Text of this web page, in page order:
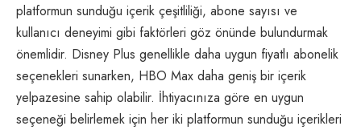
platformun sunduğu içerik çeşitliliği, abone sayısı ve
kullanıcı deneyimi gibi faktörleri göz önünde bulundurmak
önemlidir. Disney Plus genellikle daha uygun fiyatlı abonelik
seçenekleri sunarken, HBO Max daha geniş bir içerik
yelpazesine sahip olabilir. İhtiyacınıza göre en uygun
seçeneği belirlemek için her iki platformun sunduğu içerikleri